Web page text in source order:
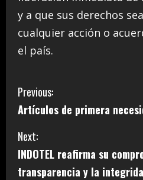
y a que sus derechos
cualquier acción o
el país.
C
o
n
t
Previous:
Artículos de primera
Next:
INDOTEL reafirma su
transparencia y la